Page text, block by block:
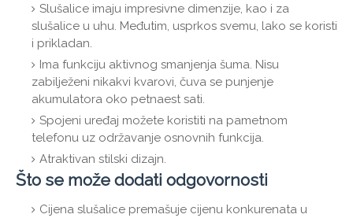
Slušalice imaju impresivne dimenzije, kao i za
slušalice u uhu. Međutim, usprkos svemu, lako se koristi
i prikladan.
Ima funkciju aktivnog smanjenja šuma. Nisu
zabilježeni nikakvi kvarovi, čuva se punjenje
akumulatora oko petnaest sati.
Spojeni uređaj možete koristiti na pametnom
telefonu uz održavanje osnovnih funkcija.
Atraktivan stilski dizajn.
Što se može dodati odgovornosti
Cijena slušalice premašuje cijenu konkurenata u